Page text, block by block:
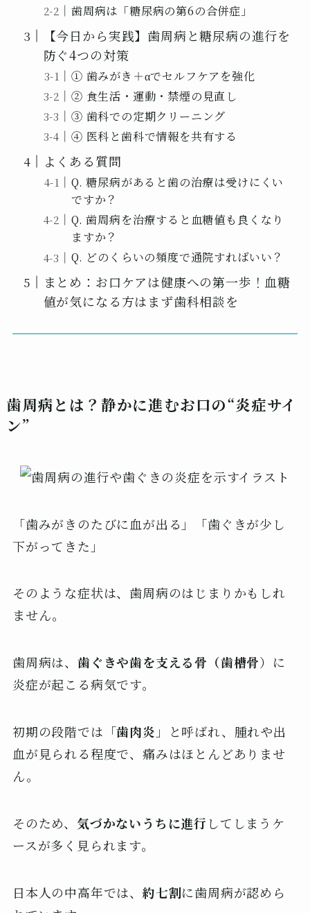
歯周病は「糖尿病の第6の合併症」
【今日から実践】歯周病と糖尿病の進行を
防ぐ4つの対策
① 歯みがき＋αでセルフケアを強化
② 食生活・運動・禁煙の見直し
③ 歯科での定期クリーニング
④ 医科と歯科で情報を共有する
よくある質問
Q. 糖尿病があると歯の治療は受けにくい
ですか？
Q. 歯周病を治療すると血糖値も良くなり
ますか？
Q. どのくらいの頻度で通院すればいい？
まとめ：お口ケアは健康への第一歩！血糖
値が気になる方はまず歯科相談を
歯周病とは？静かに進むお口の“炎症サイ
ン”
「歯みがきのたびに血が出る」「歯ぐきが少し
下がってきた」
そのような症状は、歯周病のはじまりかもしれ
ません。
歯周病は、 歯ぐきや歯を支える骨（歯槽骨）に
炎症が起こる病気です。
初期の段階では「歯肉炎 」と呼ばれ、腫れや出
血が見られる程度で、痛みはほとんどありませ
ん。
そのため、 気づかないうちに進行 してしまうケ
ースが多く見られます。
​​日本人の中高年では、 約七割に歯周病が認めら